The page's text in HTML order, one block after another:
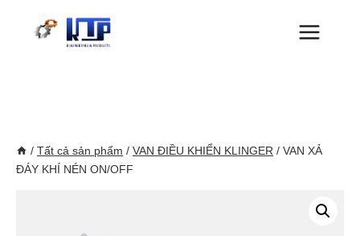
/ Tất cả sản phẩm / VAN ĐIỀU KHIỂN KLINGER / VAN XẢ
ĐÁY KHÍ NÉN ON/OFF